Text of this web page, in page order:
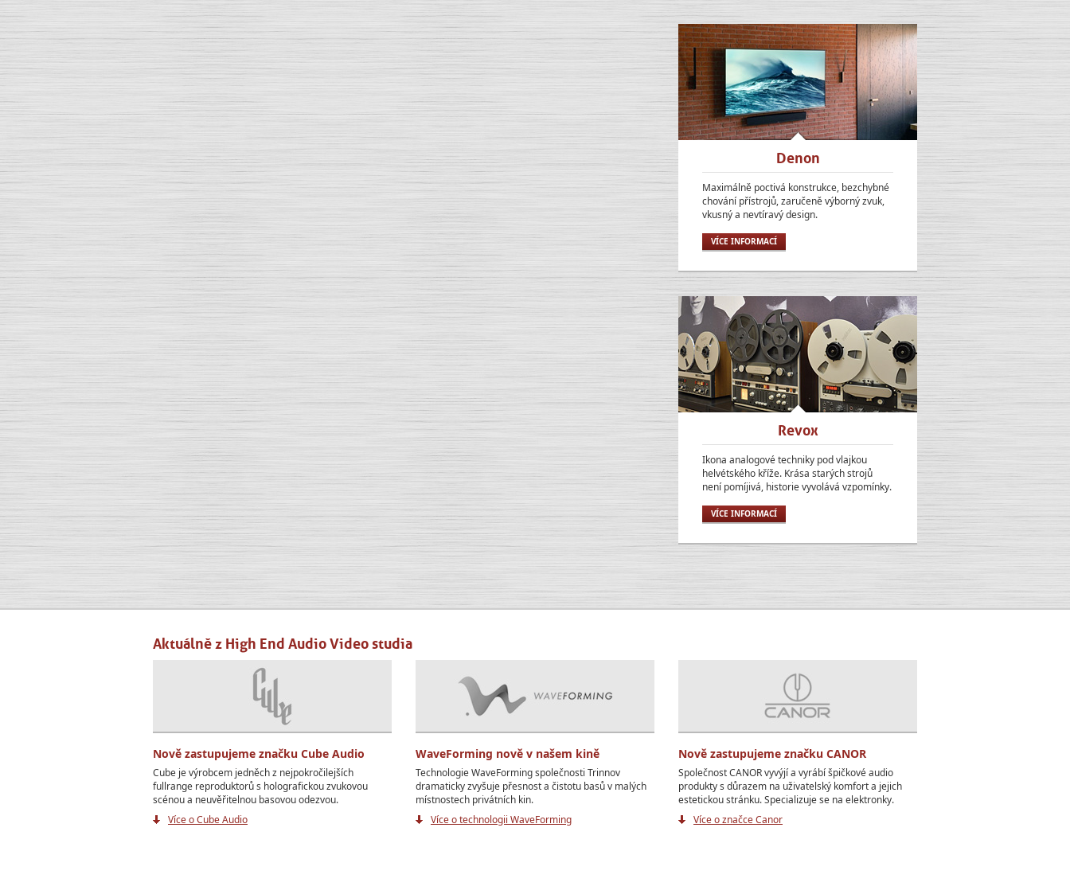
Denon
Maximálně poctivá konstrukce, bezchybné
chování přístrojů, zaručeně výborný zvuk,
vkusný a nevtíravý design.
VÍCE INFORMACÍ
Revox
Ikona analogové techniky pod vlajkou
helvétského kříže. Krása starých strojů
není pomíjivá, historie vyvolává vzpomínky.
VÍCE INFORMACÍ
Aktuálně z High End Audio Video studia
Nově zastupujeme značku Cube Audio
Cube je výrobcem jedněch z nejpokročilejších
fullrange reproduktorů s holografickou zvukovou
scénou a neuvěřitelnou basovou odezvou.
Více o Cube Audio
WaveForming nově v našem kině
Technologie WaveForming společnosti Trinnov
dramaticky zvyšuje přesnost a čistotu basů v malých
místnostech privátních kin.
Více o technologii WaveForming
Nově zastupujeme značku CANOR
Společnost CANOR vyvýjí a vyrábí špičkové audio
produkty s důrazem na uživatelský komfort a jejich
estetickou stránku. Specializuje se na elektronky.
Více o značce Canor